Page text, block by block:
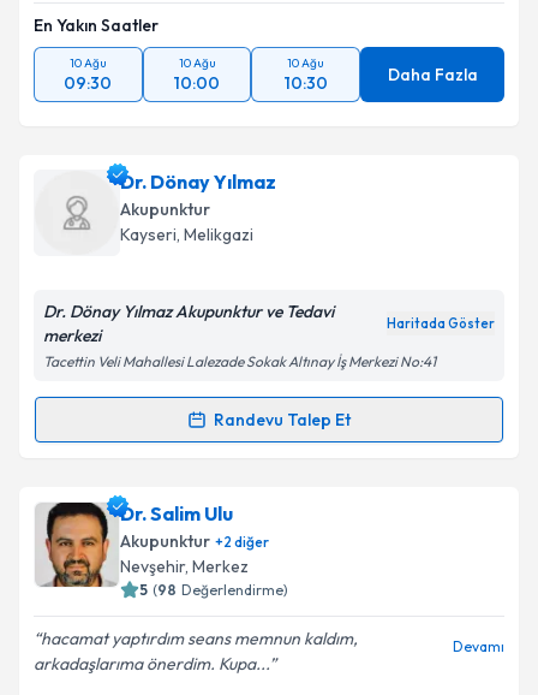
En Yakın Saatler
10 Ağu
09:30
10 Ağu
10:00
10 Ağu
10:30 Daha Fazla
Dr. Dönay Yılmaz
Akupunktur
Kayseri, Melikgazi
Dr. Dönay Yılmaz Akupunktur ve Tedavi
merkezi
Haritada Göster
Tacettin Veli Mahallesi Lalezade Sokak Altınay İş Merkezi No:41
Randevu Talep Et
Randevu Takvimi Talebi
Dr. Dönay Yılmaziçin randevu takvimi talebi
oluşturun. Size bu uzmandan randevu almanız için bir
takvim hazırlandığında e-posta ile bilgilendireceğiz.
Dr. Salim Ulu
Akupunktur +2 diğer
Nevşehir, Merkez
5 (98 Değerlendirme)
hacamat yaptırdım seans memnun kaldım,
arkadaşlarıma önerdim. Kupa...
Devamı